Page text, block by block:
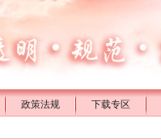
政策法规 下载专区